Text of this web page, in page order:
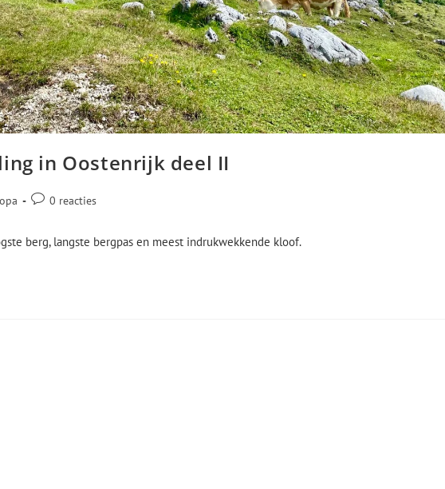
in Oostenrijk deel II
0 reacties
berg, langste bergpas en meest indrukwekkende kloof.